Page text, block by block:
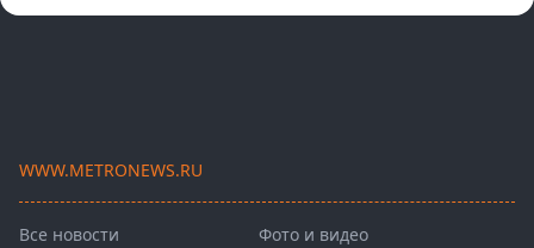
WWW.METRONEWS.RU
Все новости
Фото и видео